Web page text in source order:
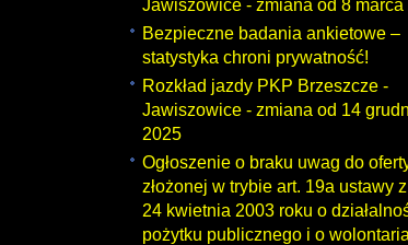
Jawiszowice - zmiana od 8 marca
Bezpieczne badania ankietowe –
statystyka chroni prywatność!
Rozkład jazdy PKP Brzeszcze -
Jawiszowice - zmiana od 14
2025
Ogłoszenie o braku uwag do
złożonej w trybie art. 19a ustawy
24 kwietnia 2003 roku o
pożytku publicznego i o